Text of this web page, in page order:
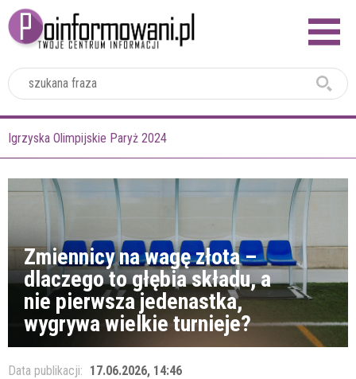
Igrzyska Olimpijskie Paryż 2024
Zmiennicy na wagę złota –
dlaczego to głębia składu, a
nie pierwsza jedenastka,
wygrywa wielkie turnieje?
Data publikacji: 17.06.2026, 14:46